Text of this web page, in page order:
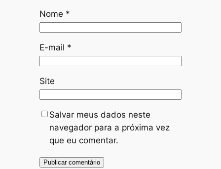
Nome *
E-mail *
Site
Salvar meus dados neste
navegador para a próxima vez
que eu comentar.